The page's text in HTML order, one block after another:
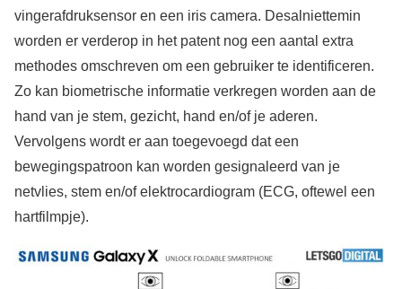
vingerafdruksensor en een iris camera. Desalniettemin
worden er verderop in het patent nog een aantal extra
methodes omschreven om een gebruiker te identificeren.
Zo kan biometrische informatie verkregen worden aan de
hand van je stem, gezicht, hand en/of je aderen.
Vervolgens wordt er aan toegevoegd dat een
bewegingspatroon kan worden gesignaleerd van je
netvlies, stem en/of elektrocardiogram (ECG, oftewel een
hartfilmpje).